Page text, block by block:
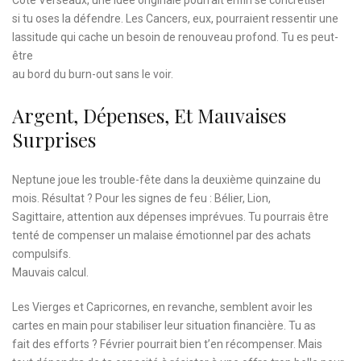
si tu oses la défendre. Les Cancers, eux, pourraient ressentir une
lassitude qui cache un besoin de renouveau profond. Tu es peut-
être
au bord du burn-out sans le voir.
Argent, Dépenses, Et Mauvaises
Surprises
Neptune joue les trouble-fête dans la deuxième quinzaine du
mois. Résultat ? Pour les signes de feu : Bélier, Lion,
Sagittaire, attention aux dépenses imprévues. Tu pourrais être
tenté de compenser un malaise émotionnel par des achats
compulsifs.
Mauvais calcul.
Les Vierges et Capricornes, en revanche, semblent avoir les
cartes en main pour stabiliser leur situation financière. Tu as
fait des efforts ? Février pourrait bien t’en récompenser. Mais